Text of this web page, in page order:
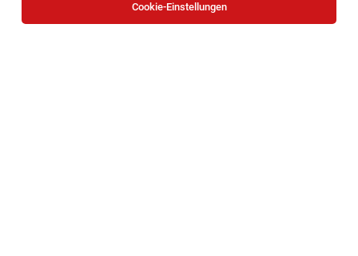
Cookie-Einstellungen